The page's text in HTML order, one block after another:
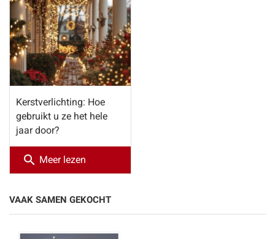
Kerstverlichting: Hoe
gebruikt u ze het hele
jaar door?
search Meer lezen
VAAK SAMEN GEKOCHT